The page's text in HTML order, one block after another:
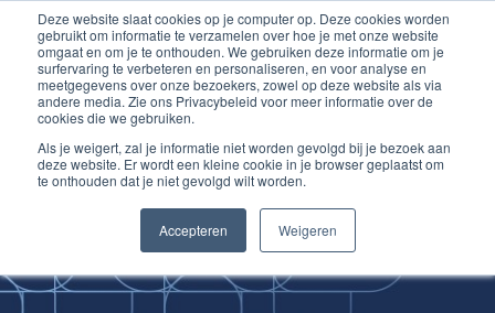
Deze website slaat cookies op je computer op. Deze cookies worden
gebruikt om informatie te verzamelen over hoe je met onze website
omgaat en om je te onthouden. We gebruiken deze informatie om je
surfervaring te verbeteren en personaliseren, en voor analyse en
meetgegevens over onze bezoekers, zowel op deze website als via
andere media. Zie ons Privacybeleid voor meer informatie over de
cookies die we gebruiken.
Als je weigert, zal je informatie niet worden gevolgd bij je bezoek aan
deze website. Er wordt een kleine cookie in je browser geplaatst om
te onthouden dat je niet gevolgd wilt worden.
Accepteren Weigeren
Inloggen account
Ga
naar
de
inhoud
Improving
Medical Skills